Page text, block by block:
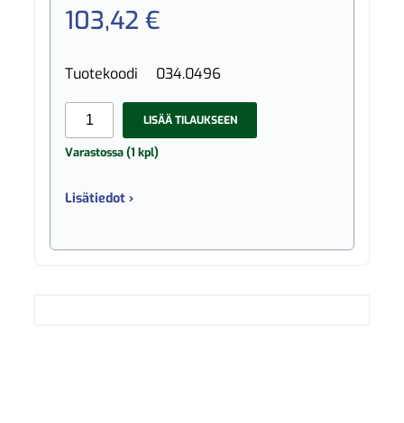
103,42 €
Tuotekoodi 034.0496
LISÄÄ TILAUKSEEN
Varastossa (1 kpl)
Lisätiedot ›